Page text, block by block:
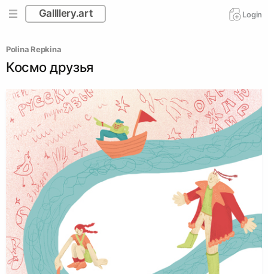
Gallllery.art Login
Polina Repkina
Космо друзья